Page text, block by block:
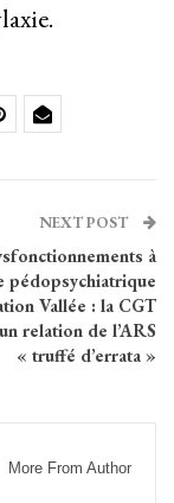
NEXT POST
à
pédopsychiatrique
Vallée : la CGT
relation de l’ARS
« truffé d’errata »
More From Author